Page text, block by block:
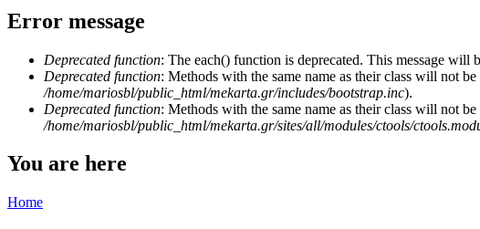
Error message
Deprecated function: The each() function is deprecated. This message will
Deprecated function: Methods with the same name as their class will not
/home/mariosbl/public_html/mekarta.gr/includes/bootstrap.inc).
Deprecated function: Methods with the same name as their class will not
/home/mariosbl/public_html/mekarta.gr/sites/all/modules/ctools/
You are here
Home